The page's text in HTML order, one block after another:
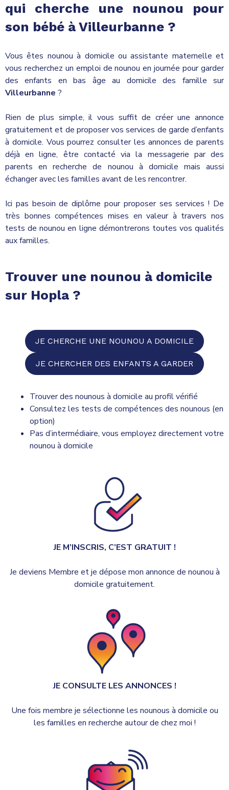
qui cherche une nounou pour
son bébé à Villeurbanne ?
Vous êtes nounou à domicile ou assistante maternelle et
vous recherchez un emploi de nounou en journée pour garder
des enfants en bas âge au domicile des famille sur
Villeurbanne ?
Rien de plus simple, il vous suffit de créer une annonce
gratuitement et de proposer vos services de garde d’enfants
à domicile. Vous pourrez consulter les annonces de parents
déjà en ligne, être contacté via la messagerie par des
parents en recherche de nounou à domicile mais aussi
échanger avec les familles avant de les rencontrer.
Ici pas besoin de diplôme pour proposer ses services ! De
très bonnes compétences mises en valeur à travers nos
tests de nounou en ligne démontrerons toutes vos qualités
aux familles.
Trouver une nounou à domicile
sur Hopla ?
JE CHERCHE UNE NOUNOU A DOMICILE
JE CHERCHER DES ENFANTS A GARDER
Trouver des nounous à domicile au profil vérifié
Consultez les tests de compétences des nounous (en
option)
Pas d’intermédiaire, vous employez directement votre
nounou à domicile
JE M’INSCRIS, C’EST GRATUIT !
Je deviens Membre et je dépose mon annonce de nounou à
domicile gratuitement.
JE CONSULTE LES ANNONCES !
Une fois membre je sélectionne les nounous à domicile ou
les familles en recherche autour de chez moi !